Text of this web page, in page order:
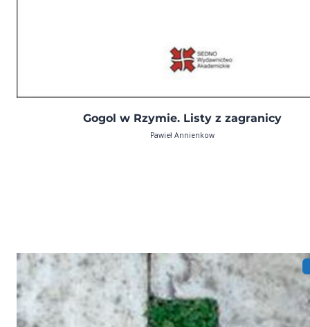
Gogol w Rzymie. Listy z zagranicy
Pawieł Annienkow